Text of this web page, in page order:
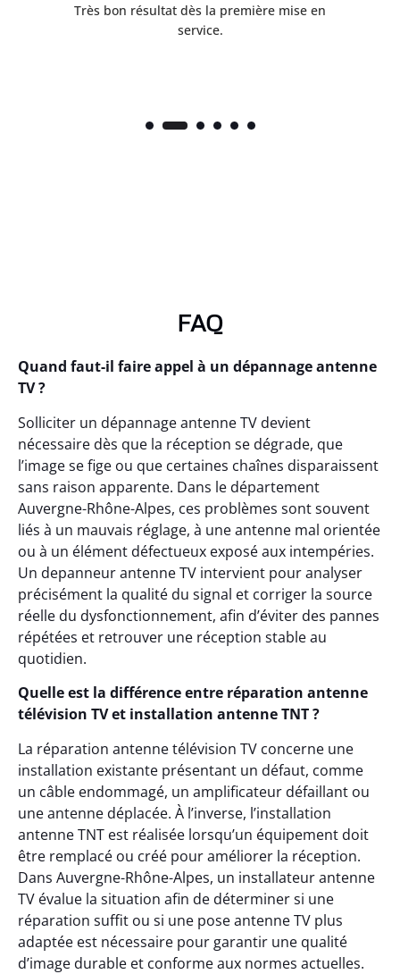
Très bon résultat dès la première mise en
service.
FAQ
Quand faut-il faire appel à un dépannage antenne
TV ?
Solliciter un dépannage antenne TV devient
nécessaire dès que la réception se dégrade, que
l’image se fige ou que certaines chaînes disparaissent
sans raison apparente. Dans le département
Auvergne-Rhône-Alpes, ces problèmes sont souvent
liés à un mauvais réglage, à une antenne mal orientée
ou à un élément défectueux exposé aux intempéries.
Un depanneur antenne TV intervient pour analyser
précisément la qualité du signal et corriger la source
réelle du dysfonctionnement, afin d’éviter des pannes
répétées et retrouver une réception stable au
quotidien.
Quelle est la différence entre réparation antenne
télévision TV et installation antenne TNT ?
La réparation antenne télévision TV concerne une
installation existante présentant un défaut, comme
un câble endommagé, un amplificateur défaillant ou
une antenne déplacée. À l’inverse, l’installation
antenne TNT est réalisée lorsqu’un équipement doit
être remplacé ou créé pour améliorer la réception.
Dans Auvergne-Rhône-Alpes, un installateur antenne
TV évalue la situation afin de déterminer si une
réparation suffit ou si une pose antenne TV plus
adaptée est nécessaire pour garantir une qualité
d’image durable et conforme aux normes actuelles.